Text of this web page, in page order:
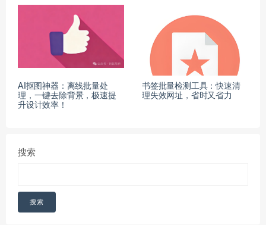
AI抠图神器：离线批量处
理，一键去除背景，极速提
升设计效率！
书签批量检测工具：快速清
理失效网址，省时又省力
搜索
搜索